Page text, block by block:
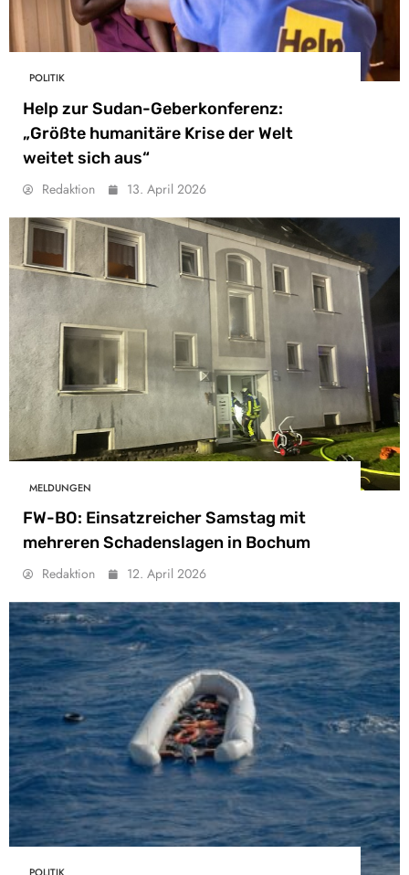
POLITIK
Help zur Sudan-Geberkonferenz:
„Größte humanitäre Krise der Welt
weitet sich aus“
Redaktion 13. April 2026
MELDUNGEN
FW-BO: Einsatzreicher Samstag mit
mehreren Schadenslagen in Bochum
Redaktion 12. April 2026